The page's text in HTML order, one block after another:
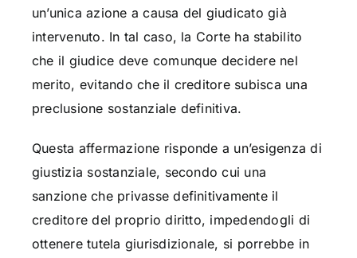
un’unica azione a causa del giudicato già
intervenuto. In tal caso, la Corte ha stabilito
che il giudice deve comunque decidere nel
merito, evitando che il creditore subisca una
preclusione sostanziale definitiva.
Questa affermazione risponde a un’esigenza di
giustizia sostanziale, secondo cui una
sanzione che privasse definitivamente il
creditore del proprio diritto, impedendogli di
ottenere tutela giurisdizionale, si porrebbe in